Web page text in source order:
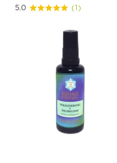
5.0 (1)